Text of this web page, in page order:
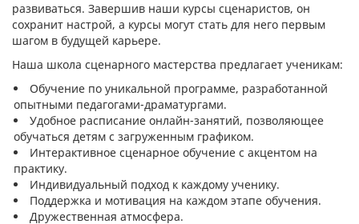
развиваться. Завершив наши курсы сценаристов, он
сохранит настрой, а курсы могут стать для него первым
шагом в будущей карьере.
Наша школа сценарного мастерства предлагает ученикам:
Обучение по уникальной программе, разработанной
опытными педагогами-драматургами.
Удобное расписание онлайн-занятий, позволяющее
обучаться детям с загруженным графиком.
Интерактивное сценарное обучение с акцентом на
практику.
Индивидуальный подход к каждому ученику.
Поддержка и мотивация на каждом этапе обучения.
Дружественная атмосфера.